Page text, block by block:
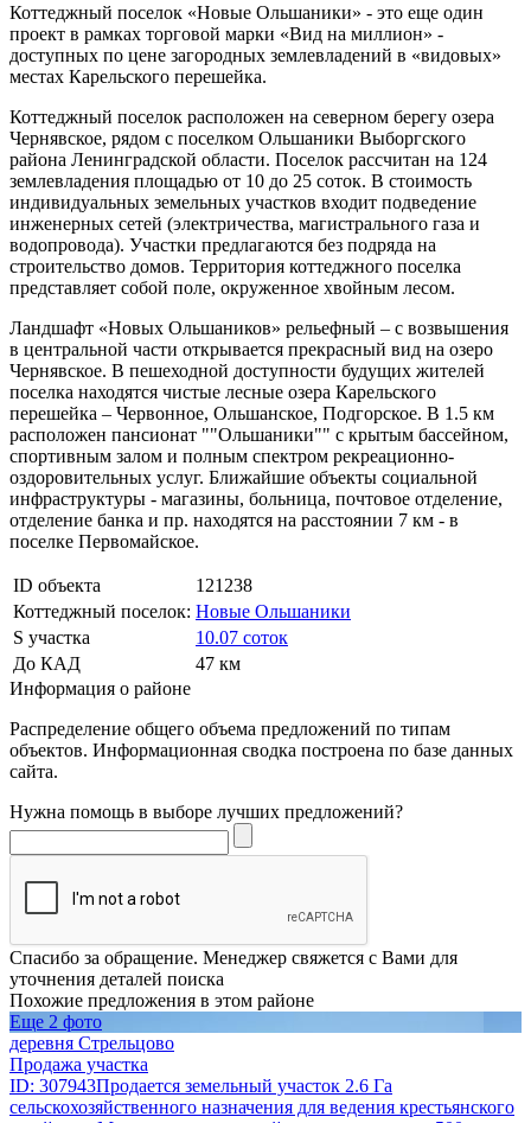
Коттеджный поселок «Новые Ольшаники» - это еще один
проект в рамках торговой марки «Вид на миллион» -
доступных по цене загородных землевладений в «видовых»
местах Карельского перешейка.
Коттеджный поселок расположен на северном берегу озера
Чернявское, рядом с поселком Ольшаники Выборгского
района Ленинградской области. Поселок рассчитан на 124
землевладения площадью от 10 до 25 соток. В стоимость
индивидуальных земельных участков входит подведение
инженерных сетей (электричества, магистрального газа и
водопровода). Участки предлагаются без подряда на
строительство домов. Территория коттеджного поселка
представляет собой поле, окруженное хвойным лесом.
Ландшафт «Новых Ольшаников» рельефный – с возвышения
в центральной части открывается прекрасный вид на озеро
Чернявское. В пешеходной доступности будущих жителей
поселка находятся чистые лесные озера Карельского
перешейка – Червонное, Ольшанское, Подгорское. В 1.5 км
расположен пансионат ""Ольшаники"" с крытым бассейном,
спортивным залом и полным спектром рекреационно-
оздоровительных услуг. Ближайшие объекты социальной
инфраструктуры - магазины, больница, почтовое отделение,
отделение банка и пр. находятся на расстоянии 7 км - в
поселке Первомайское.
ID объекта
121238
Коттеджный поселок: Новые Ольшаники
S участка
10.07 соток
До КАД
47 км
Информация о районе
Распределение общего объема предложений по типам
объектов. Информационная сводка построена по базе данных
сайта.
Нужна помощь в выборе лучших предложений?
Спасибо за обращение. Менеджер свяжется с Вами для
уточнения деталей поиска
Похожие предложения в этом районе
Еще 2 фото
деревня Стрельцово
Продажа участка
ID: 307943Продается земельный участок 2.6 Га
сельскохозяйственного назначения для ведения крестьянского